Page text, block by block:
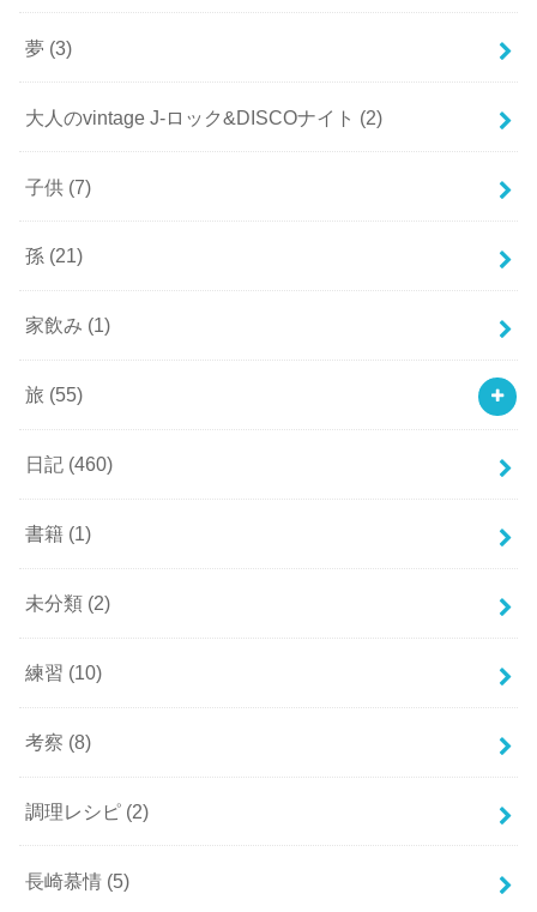
夢 (3)
大人のvintage J-ロック&DISCOナイト (2)
子供 (7)
孫 (21)
家飲み (1)
旅 (55)
日記 (460)
書籍 (1)
未分類 (2)
練習 (10)
考察 (8)
調理レシピ (2)
長崎慕情 (5)